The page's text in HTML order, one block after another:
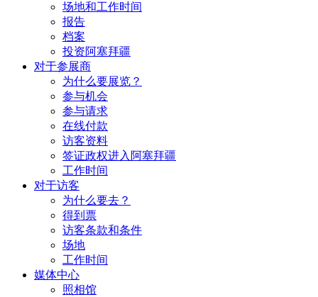
场地和工作时间
报告
档案
投资阿塞拜疆
对于参展商
为什么要展览？
参与机会
参与请求
在线付款
访客资料
签证政权进入阿塞拜疆
工作时间
对于访客
为什么要去？
得到票
访客条款和条件
场地
工作时间
媒体中心
照相馆